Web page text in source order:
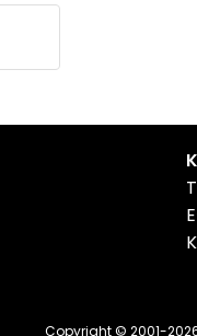
Copyright © 2001-